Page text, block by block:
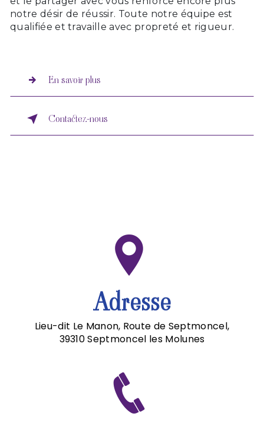
notre désir de réussir. Toute notre équipe est
qualifiée et travaille avec propreté et rigueur.
En savoir plus
Contactez-nous
Adresse
Lieu-dit Le Manon, Route de Septmoncel,
39310 Septmoncel les Molunes